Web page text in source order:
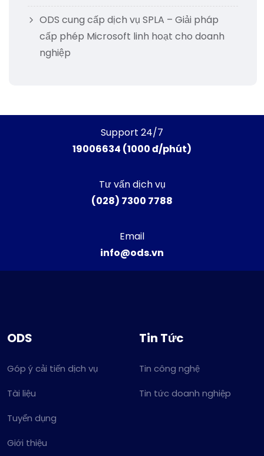
ODS cung cấp dịch vụ SPLA – Giải pháp
cấp phép Microsoft linh hoạt cho doanh
nghiệp
Support 24/7
19006634 (1000 đ/phút)
Tư vấn dịch vụ
(028) 7300 7788
Email
info@ods.vn
ODS
Góp ý cải tiến dịch vụ
Tài liệu
Tuyển dụng
Giới thiệu
Tin Tức
Tin công nghệ
Tin tức doanh nghiệp